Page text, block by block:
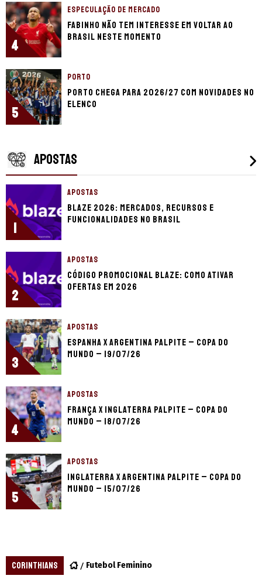
4
ESPECULAÇÃO DE MERCADO
Fabinho não tem interesse em voltar ao
Brasil neste momento
5
PORTO
Porto chega para 2026/27 com novidades no
elenco
APOSTAS
1
APOSTAS
Blaze 2026: mercados, recursos e
funcionalidades no Brasil
2
APOSTAS
Código promocional Blaze: como ativar
ofertas em 2026
3
APOSTAS
Espanha x Argentina palpite – Copa do
Mundo – 19/07/26
4
APOSTAS
França x Inglaterra palpite – Copa do
Mundo – 18/07/26
5
APOSTAS
Inglaterra x Argentina palpite – Copa do
Mundo – 15/07/26
CORINTHIANS Futebol Feminino